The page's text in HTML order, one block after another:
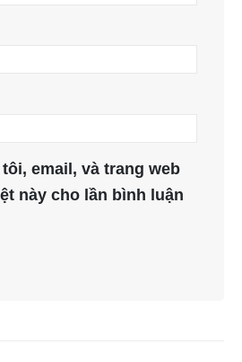
email, và trang web
này cho lần bình luận